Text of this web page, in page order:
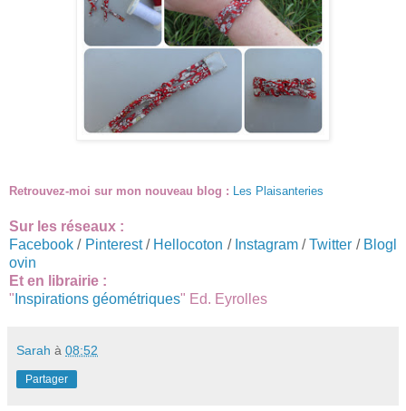
Retrouvez-moi sur mon nouveau blog : Les Plaisanteries
Sur les réseaux :
Facebook / Pinterest/ Hellocoton / Instagram/Twitter / Blogl
ovin
Et en librairie :
" Inspirations géométriques" Ed. Eyrolles
Sarah à 08:52
Partager